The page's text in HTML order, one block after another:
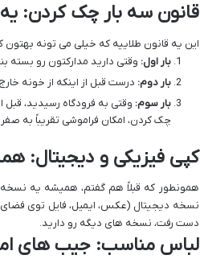
قانون سه بار چک کردن:
این یه قانون طلاییه که خیلی می تونه بهتون
بار اول: وقتی دارید مدارکتون رو
بار دوم: درست قبل از اینکه از خونه
بار سوم: وقتی به فرودگاه رسیدید،
چک کردن، امکان فراموشی تقریباً به
کپی فیزیکی و دیجیتال:
همونطور که قبلاً هم گفتم، همیشه یه نسخه
نسخه دیجیتال (عکس، ایمیل، فایل توی فضای
دست رفت، نسخه های دیگه رو دارید.
لباس مناسب: جیب های